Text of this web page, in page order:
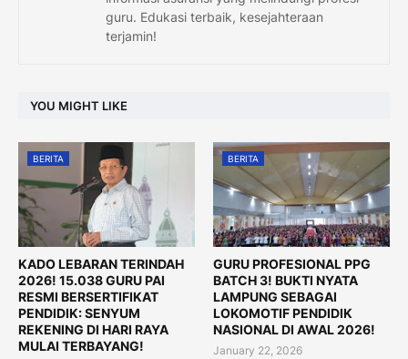
guru. Edukasi terbaik, kesejahteraan
terjamin!
YOU MIGHT LIKE
BERITA
KADO LEBARAN TERINDAH
2026! 15.038 GURU PAI
RESMI BERSERTIFIKAT
PENDIDIK: SENYUM
REKENING DI HARI RAYA
MULAI TERBAYANG!
BERITA
GURU PROFESIONAL PPG
BATCH 3! BUKTI NYATA
LAMPUNG SEBAGAI
LOKOMOTIF PENDIDIK
NASIONAL DI AWAL 2026!
January 22, 2026